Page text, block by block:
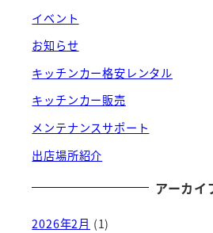
イベント
お知らせ
キッチンカー格安レンタル
キッチンカー販売
メンテナンスサポート
出店場所紹介
アーカイ
2026年2月 (1)